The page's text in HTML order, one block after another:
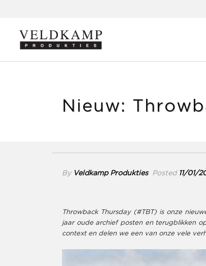
Nieuw:
By Veldkamp Produkties Posted 11/01/
Throwback Thursday (#TBT) is onze
jaar oude archief posten en terugblikken
context en delen we een van onze vele